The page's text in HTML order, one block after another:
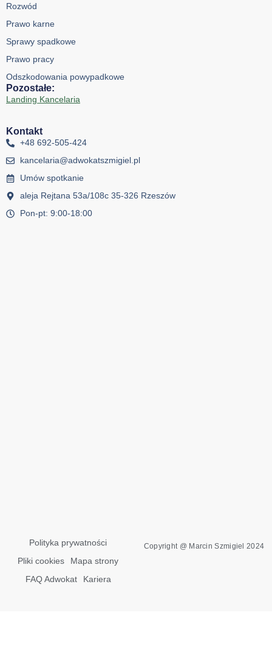
Rozwód
Prawo karne
Sprawy spadkowe
Prawo pracy
Odszkodowania powypadkowe
Pozostałe:
Landing Kancelaria
Kontakt
+48 692-505-424
kancelaria@adwokatszmigiel.pl
Umów spotkanie
aleja Rejtana 53a/108c 35-326 Rzeszów
Pon-pt: 9:00-18:00
Polityka prywatności
Pliki cookies
Mapa strony
FAQ Adwokat
Kariera
Copyright @ Marcin Szmigiel 2024